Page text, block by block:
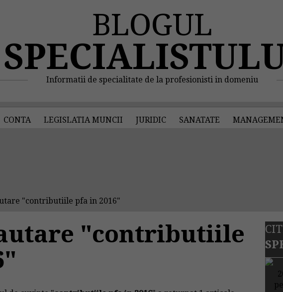
BLOGUL
Informatii de specialitate de la profesionisti in domeniu
CONTA LEGISLATIA MUNCII JURIDIC SANATATE
"contributiile pfa in 2016"
"contributiile